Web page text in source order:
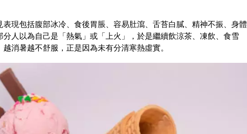
表現包括腹部冰冷、食後胃脹、容易肚瀉、舌苔白膩、精神不振、身體
分人以為自己是「熱氣」或「上火」，於是繼續飲涼茶、凍飲、食雪
消暑越不舒服，正是因為未有分清寒熱虛實。